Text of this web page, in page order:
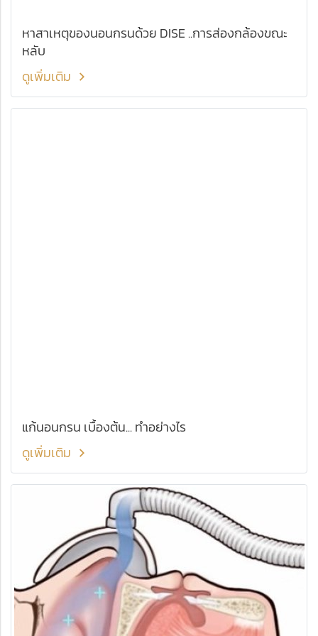
หาสาเหตุของนอนกรนด้วย DISE ..การส่องกล้องขณะ
หลับ
ดูเพิ่มเติม
แก้นอนกรน เบื้องต้น... ทำอย่างไร
ดูเพิ่มเติม